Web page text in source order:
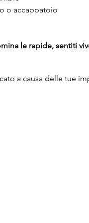
o accappatoio
le rapide, sentiti
a causa delle tue